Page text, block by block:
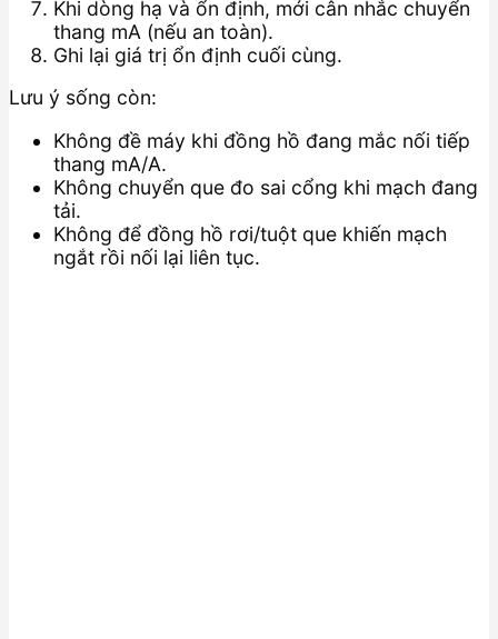
Khi dòng hạ và ổn định, mới cân nhắc chuyển
thang mA (nếu an toàn).
Ghi lại giá trị ổn định cuối cùng.
Lưu ý sống còn:
Không đề máy khi đồng hồ đang mắc nối tiếp
thang mA/A.
Không chuyển que đo sai cổng khi mạch đang
tải.
Không để đồng hồ rơi/tuột que khiến mạch
ngắt rồi nối lại liên tục.